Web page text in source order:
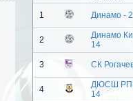
1 Динамо -
2
Динамо
14
3 СК
4
ДЮСШ
14